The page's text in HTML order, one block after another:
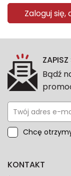
Zaloguj się,
ZAPISZ
Bądź
Chcę
przeze
dotyczące
KONTAKT